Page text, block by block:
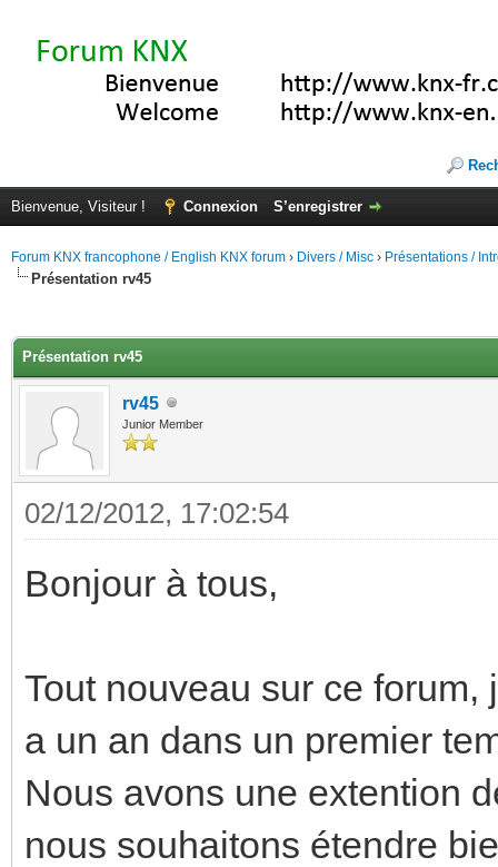
Bienvenue, Visiteur ! Connexion S’enregistrer
Forum KNX francophone / English KNX forum › Divers / Misc › Présentations /
Présentation rv45
Présentation rv45
rv45
Junior Member
02/12/2012, 17:02:54
Bonjour à tous,
Tout nouveau sur ce
a un an dans un premier
Nous avons une extention
nous souhaitons étendre